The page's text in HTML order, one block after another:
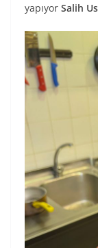
yapıyor Salih